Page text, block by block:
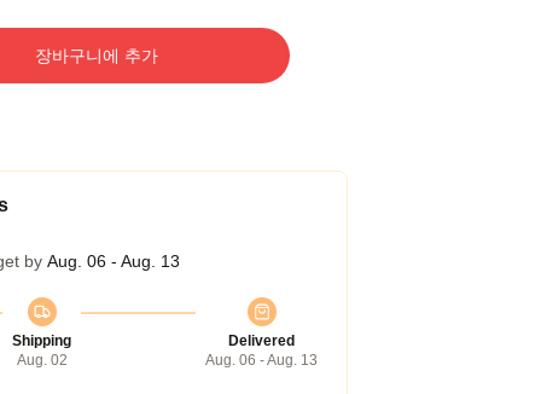
장바구니에 추가
by Aug. 06 - Aug. 13
Shipping
Aug. 02
Delivered
Aug. 06 - Aug. 13